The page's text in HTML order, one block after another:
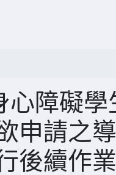
心障礙
申請之
後續作業